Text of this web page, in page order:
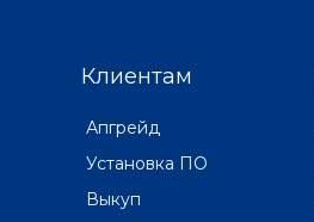
Клиентам
Апгрейд
Установка ПО
Выкуп